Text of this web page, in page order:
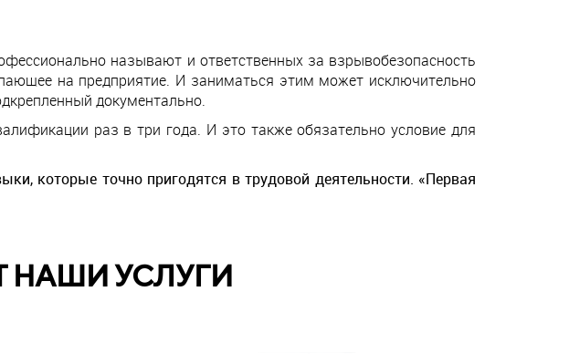
называют и ответственных за взрывобезопасность
на предприятие. И заниматься этим может исключительно
документально.
раз в три года. И это также обязательно условие для
которые точно пригодятся в трудовой деятельности. «Первая
НАШИ УСЛУГИ